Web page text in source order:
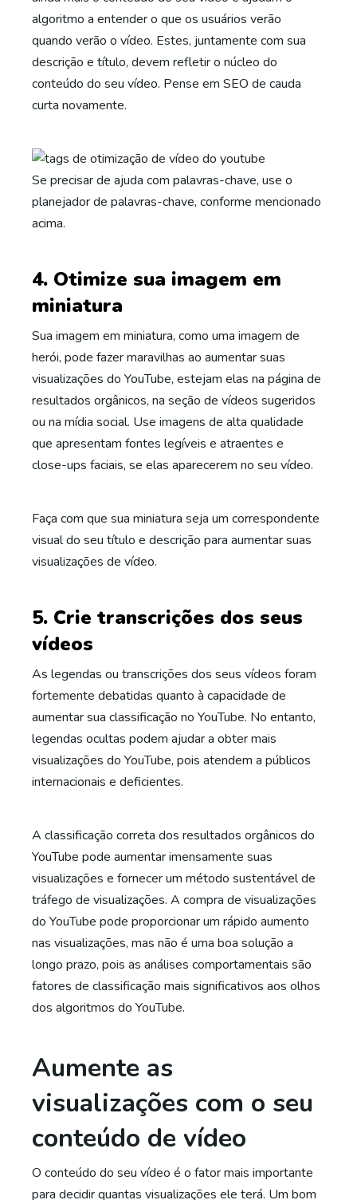
algoritmo a entender o que os usuários verão
quando verão o vídeo. Estes, juntamente com sua
descrição e título, devem refletir o núcleo do
conteúdo do seu vídeo. Pense em SEO de cauda
curta novamente.
Se precisar de ajuda com palavras-chave, use o
planejador de palavras-chave, conforme mencionado
acima.
4. Otimize sua imagem em
miniatura
Sua imagem em miniatura, como uma imagem de
herói, pode fazer maravilhas ao aumentar suas
visualizações do YouTube, estejam elas na página de
resultados orgânicos, na seção de vídeos sugeridos
ou na mídia social. Use imagens de alta qualidade
que apresentam fontes legíveis e atraentes e
close-ups faciais, se elas aparecerem no seu vídeo.
Faça com que sua miniatura seja um correspondente
visual do seu título e descrição para aumentar suas
visualizações de vídeo.
5. Crie transcrições dos seus
vídeos
As legendas ou transcrições dos seus vídeos foram
fortemente debatidas quanto à capacidade de
aumentar sua classificação no YouTube. No entanto,
legendas ocultas podem ajudar a obter mais
visualizações do YouTube, pois atendem a públicos
internacionais e deficientes.
A classificação correta dos resultados orgânicos do
YouTube pode aumentar imensamente suas
visualizações e fornecer um método sustentável de
tráfego de visualizações. A compra de visualizações
do YouTube pode proporcionar um rápido aumento
nas visualizações, mas não é uma boa solução a
longo prazo, pois as análises comportamentais são
fatores de classificação mais significativos aos olhos
dos algoritmos do YouTube.
Aumente as
visualizações com o seu
conteúdo de vídeo
O conteúdo do seu vídeo é o fator mais importante
para decidir quantas visualizações ele terá. Um bom